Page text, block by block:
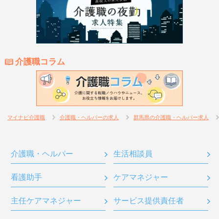
介護職コラム
マイナビ介護職 介護職・ヘルパーの求人 群馬県の介護職・ヘルパー求人
介護職・ヘルパー 生活相談員
看護助手 ケアマネジャー
主任ケアマネジャー サービス提供責任者